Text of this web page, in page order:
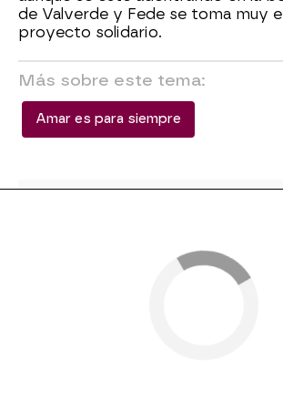
de Valverde y Fede se toma muy
proyecto solidario.
Más sobre este tema:
Amar es para siempre